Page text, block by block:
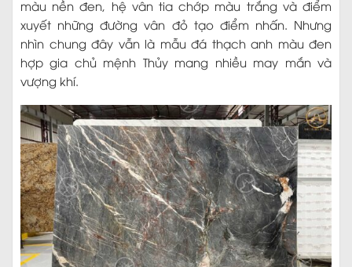
màu nền đen, hệ vân tia chớp màu trắng và điểm
xuyết những đường vân đỏ tạo điểm nhấn. Nhưng
nhìn chung đây vẫn là mẫu đá thạch anh màu đen
hợp gia chủ mệnh Thủy mang nhiều may mắn và
vượng khí.